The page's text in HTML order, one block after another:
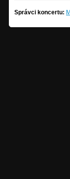
Správci koncertu: